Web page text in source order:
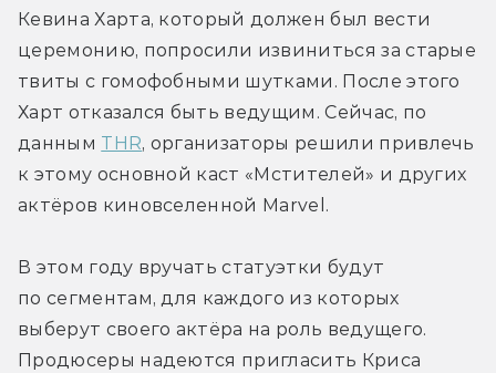
Кевина Харта, который должен был вести
церемонию, попросили извиниться за старые
твиты с гомофобными шутками. После этого
Харт отказался быть ведущим. Сейчас, по
данным THR, организаторы решили привлечь
к этому основной каст «Мстителей» и других
актёров киновселенной Mаrvel.
В этом году вручать статуэтки будут
по сегментам, для каждого из которых
выберут своего актёра на роль ведущего.
Продюсеры надеются пригласить Криса